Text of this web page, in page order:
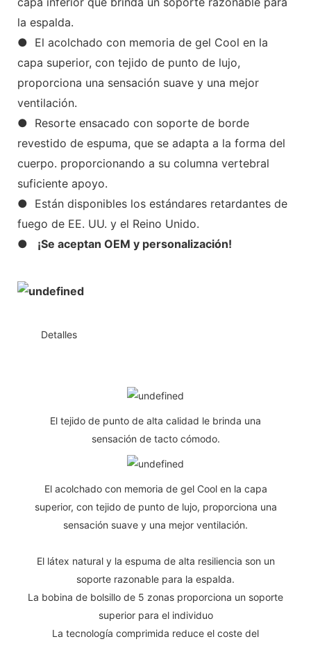
la espalda.
● El acolchado con memoria de gel Cool en la
capa superior, con tejido de punto de lujo,
proporciona una sensación suave y una mejor
ventilación.
● Resorte ensacado con soporte de borde
revestido de espuma, que se adapta a la forma del
cuerpo. proporcionando a su columna vertebral
suficiente apoyo.
● Están disponibles los estándares retardantes de
fuego de EE. UU. y el Reino Unido.
●
¡Se aceptan OEM y personalización!
Detalles
El tejido de punto de alta calidad le brinda una
sensación de tacto cómodo.
El acolchado con memoria de gel Cool en la capa
superior, con tejido de punto de lujo, proporciona una
sensación suave y una mejor ventilación.
El látex natural y la espuma de alta resiliencia son un
soporte razonable para la espalda.
La bobina de bolsillo de 5 zonas proporciona un soporte
superior para el individuo
La tecnología comprimida reduce el coste del